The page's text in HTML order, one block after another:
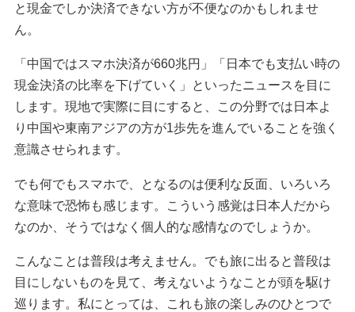
と現金でしか決済できない方が不便なのかもしれませ
ん。
「中国ではスマホ決済が660兆円」「日本でも支払い時の
現金決済の比率を下げていく」といったニュースを目に
します。現地で実際に目にすると、この分野では日本よ
り中国や東南アジアの方が1歩先を進んでいることを強く
意識させられます。
でも何でもスマホで、となるのは便利な反面、いろいろ
な意味で恐怖も感じます。こういう感覚は日本人だから
なのか、そうではなく個人的な感情なのでしょうか。
こんなことは普段は考えません。でも旅に出ると普段は
目にしないものを見て、考えないようなことが頭を駆け
巡ります。私にとっては、これも旅の楽しみのひとつで